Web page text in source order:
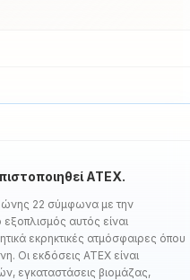
ATEX.
Ζώνης 22 σύμφωνα με την
αυτός είναι
εκρηκτικές ατμόσφαιρες όπου
Οι εκδόσεις ATEX είναι
εγκαταστάσεις βιομάζας,